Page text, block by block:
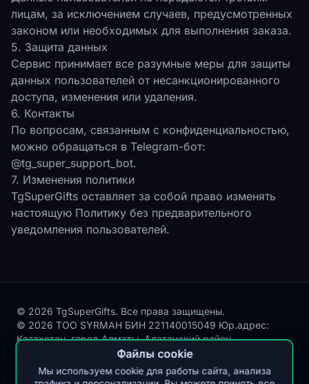
лицам, за исключением случаев, предусмотренных
законом или необходимых для выполнения заказа.
5. Защита данных
Сервис принимает все разумные меры для защиты
данных пользователей от несанкционированного
доступа, изменения или удаления.
6. Контакты
По вопросам, связанным с конфиденциальностью,
можно обращаться в Telegram-бот:
@tg_super_support_bot.
7. Изменения политики
TgSuperGifts оставляет за собой право изменять
настоящую Политику без предварительного
уведомления пользователей.
© 2026 TgSuperGifts. Все права защищены.
© 2026 ТОО SYRMAH БИН 221140015049 Юр.адрес:
Казахстан, город Алматы, Алатауский район,
Микрорайон Акбулак, улица Сухамбаева, здание 21,
почтовый индекс 050000
Публичная оферта
Файлы cookie
Мы используем cookie для работы сайта, анализа